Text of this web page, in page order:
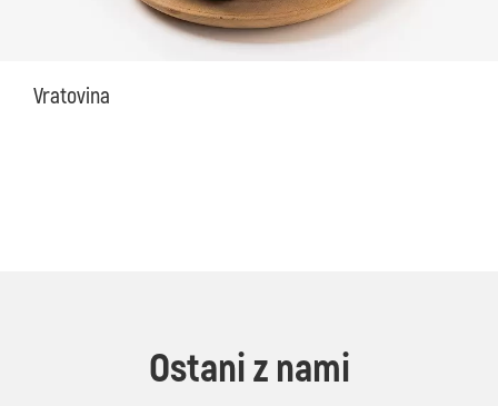
Vratovina
Ostani z nami